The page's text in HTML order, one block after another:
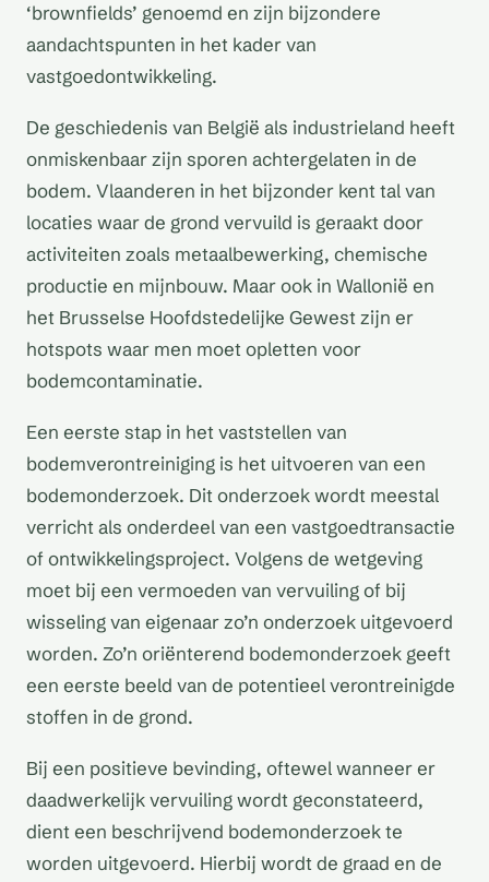
‘brownfields’ genoemd en zijn bijzondere
aandachtspunten in het kader van
vastgoedontwikkeling.
De geschiedenis van België als industrieland heeft
onmiskenbaar zijn sporen achtergelaten in de
bodem. Vlaanderen in het bijzonder kent tal van
locaties waar de grond vervuild is geraakt door
activiteiten zoals metaalbewerking, chemische
productie en mijnbouw. Maar ook in Wallonië en
het Brusselse Hoofdstedelijke Gewest zijn er
hotspots waar men moet opletten voor
bodemcontaminatie.
Een eerste stap in het vaststellen van
bodemverontreiniging is het uitvoeren van een
bodemonderzoek. Dit onderzoek wordt meestal
verricht als onderdeel van een vastgoedtransactie
of ontwikkelingsproject. Volgens de wetgeving
moet bij een vermoeden van vervuiling of bij
wisseling van eigenaar zo’n onderzoek uitgevoerd
worden. Zo’n oriënterend bodemonderzoek geeft
een eerste beeld van de potentieel verontreinigde
stoffen in de grond.
Bij een positieve bevinding, oftewel wanneer er
daadwerkelijk vervuiling wordt geconstateerd,
dient een beschrijvend bodemonderzoek te
worden uitgevoerd. Hierbij wordt de graad en de